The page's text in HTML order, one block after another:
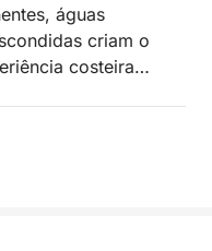
águas
criam o
costeira
passeio de
mais belos
e praias intocadas